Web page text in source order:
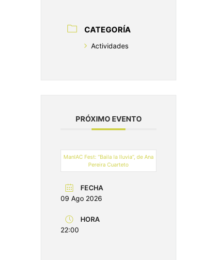
CATEGORÍA
Actividades
PRÓXIMO EVENTO
ManIAC Fest: “Baila la lluvia”, de Ana
Pereira Cuarteto
FECHA
09 Ago 2026
HORA
22:00